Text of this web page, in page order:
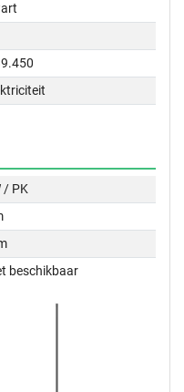
/ PK
beschikbaar